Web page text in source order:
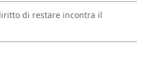
di restare incontra il